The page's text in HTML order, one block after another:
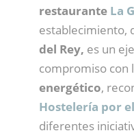
restaurante La
establecimiento,
del Rey, es un
compromiso con
energético,
Hostelería por
diferentes